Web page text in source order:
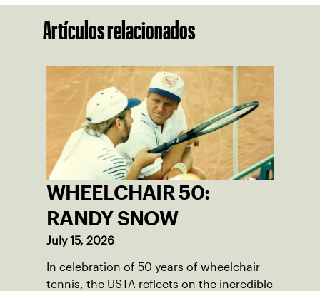
Artículos relacionados
WHEELCHAIR 50:
RANDY SNOW
July 15, 2026
In celebration of 50 years of wheelchair
tennis, the USTA reflects on the incredible